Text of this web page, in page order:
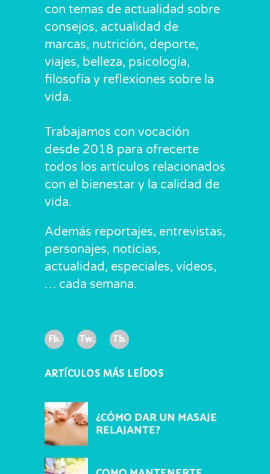
con temas de actualidad sobre
consejos, actualidad de
marcas, nutrición, deporte,
viajes, belleza, psicología,
filosofía y reflexiones sobre la
vida.
Trabajamos con vocación
desde 2018 para ofrecerte
todos los artículos relacionados
con el bienestar y la calidad de
vida.
Además reportajes, entrevistas,
personajes, noticias,
actualidad, especiales, vídeos,
… cada semana.
Fb. Tw. Tb.
ARTÍCULOS MÁS LEÍDOS
¿CÓMO DAR UN MASAJE
RELAJANTE?